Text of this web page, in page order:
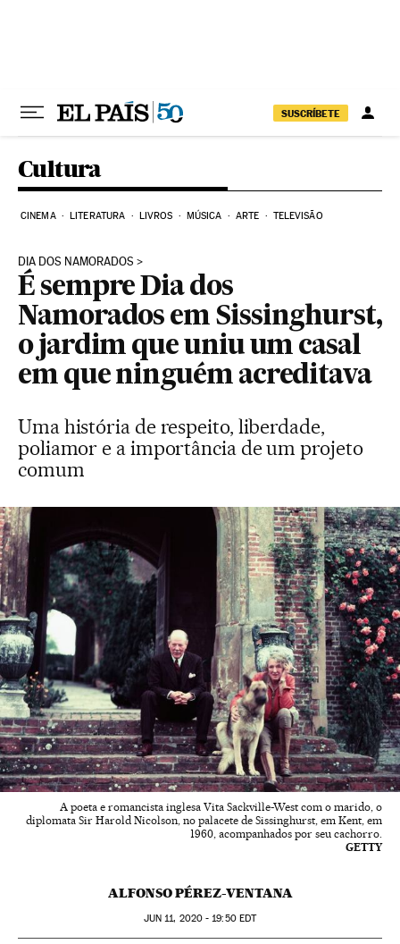
SUSCRÍBETE
Cultura
CINEMA LITERATURA LIVROS MÚSICA ARTE TELEVISÃO
DIA DOS NAMORADOS
É sempre Dia dos
Namorados em Sissinghurst,
o jardim que uniu um casal
em que ninguém acreditava
Uma história de respeito, liberdade,
poliamor e a importância de um projeto
comum
A poeta e romancista inglesa Vita Sackville-West com o marido, o
diplomata Sir Harold Nicolson, no palacete de Sissinghurst, em Kent, em
1960, acompanhados por seu cachorro.
GETTY
ALFONSO PÉREZ-VENTANA
JUN 11, 2020 - 19:50EDT